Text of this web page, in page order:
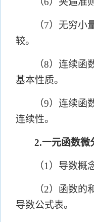
（7）无穷小
较。
（8）连续函
基本性质。
（9）连续函
连续性。
2.一元函数微
（1）导数概
（2）函数的
导数公式表。